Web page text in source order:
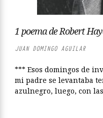
1 poema de Robert
JUAN DOMINGO AGUILAR
*** Esos domingos de
mi padre se levantaba
azulnegro, luego, con